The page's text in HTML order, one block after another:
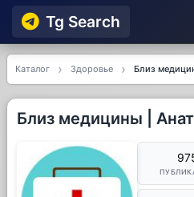
Tg Searсh
Каталог Здоровье Близ
Близ медицины |